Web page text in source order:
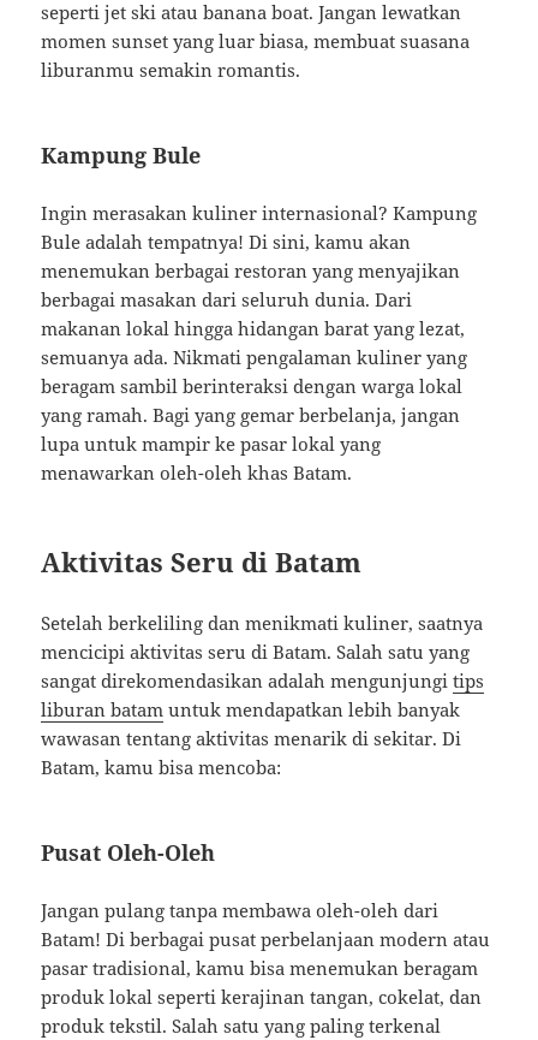
seperti jet ski atau banana boat. Jangan lewatkan
momen sunset yang luar biasa, membuat suasana
liburanmu semakin romantis.
Kampung Bule
Ingin merasakan kuliner internasional? Kampung
Bule adalah tempatnya! Di sini, kamu akan
menemukan berbagai restoran yang menyajikan
berbagai masakan dari seluruh dunia. Dari
makanan lokal hingga hidangan barat yang lezat,
semuanya ada. Nikmati pengalaman kuliner yang
beragam sambil berinteraksi dengan warga lokal
yang ramah. Bagi yang gemar berbelanja, jangan
lupa untuk mampir ke pasar lokal yang
menawarkan oleh-oleh khas Batam.
Aktivitas Seru di Batam
Setelah berkeliling dan menikmati kuliner, saatnya
mencicipi aktivitas seru di Batam. Salah satu yang
sangat direkomendasikan adalah mengunjungitips
liburan batam untuk mendapatkan lebih banyak
wawasan tentang aktivitas menarik di sekitar. Di
Batam, kamu bisa mencoba:
Pusat Oleh-Oleh
Jangan pulang tanpa membawa oleh-oleh dari
Batam! Di berbagai pusat perbelanjaan modern atau
pasar tradisional, kamu bisa menemukan beragam
produk lokal seperti kerajinan tangan, cokelat, dan
produk tekstil. Salah satu yang paling terkenal